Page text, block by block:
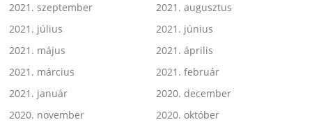
2021. szeptember
2021. augusztus
2021. július
2021. június
2021. május
2021. április
2021. március
2021. február
2021. január
2020. december
2020. november
2020. október